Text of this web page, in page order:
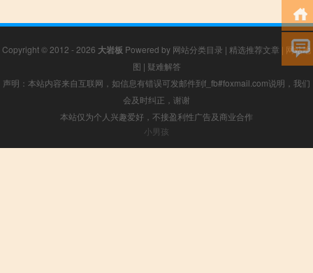
Copyright © 2012 - 2026 大岩板 Powered by 网站分类目录 | 精选推荐文章 | 网站地
图 | 疑难解答
声明：本站内容来自互联网，如信息有错误可发邮件到f_fb#foxmail.com说明，我们
会及时纠正，谢谢
本站仅为个人兴趣爱好，不接盈利性广告及商业合作
小男孩